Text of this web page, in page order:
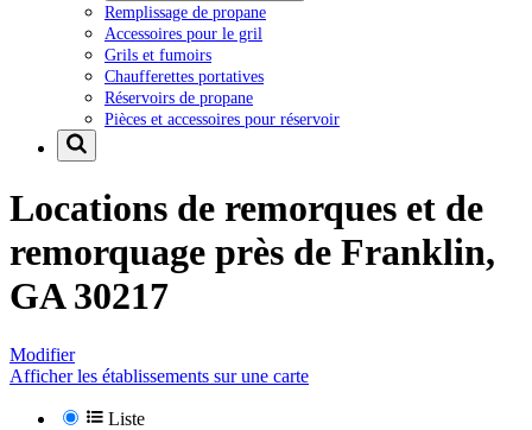
Remplissage de propane
Accessoires pour le gril
Grils et fumoirs
Chaufferettes portatives
Réservoirs de propane
Pièces et accessoires pour réservoir
Locations de remorques et de
remorquage près de Franklin,
GA 30217
Modifier
Afficher les établissements sur une carte
Liste